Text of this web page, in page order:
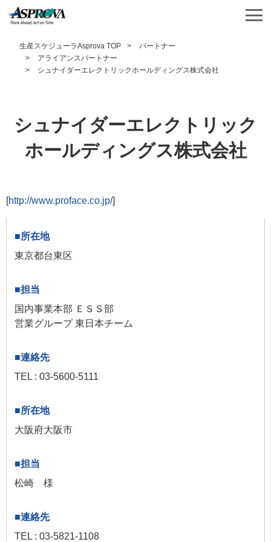
生産スケジューラAsprova TOP
パートナー
アライアンスパートナー
シュナイダーエレクトリックホールディングス株式会社
シュナイダーエレクトリック
ホールディングス株式会社
[http://www.proface.co.jp/]
東京都台東区
国内事業本部 ＥＳＳ部
営業グループ 東日本チーム
TEL : 03-5600-5111
大阪府大阪市
松崎 様
TEL : 03-5821-1108